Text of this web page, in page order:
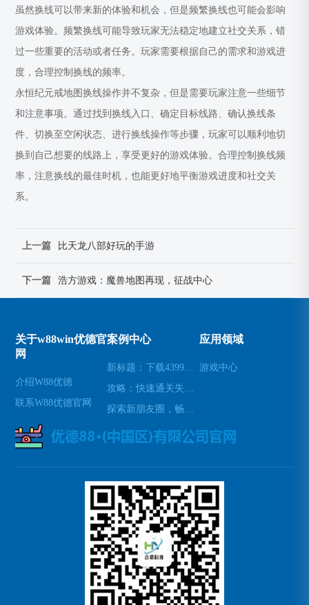
虽然换线可以带来新的体验和机会，但是频繁换线也可能会影响
游戏体验。频繁换线可能导致玩家无法稳定地建立社交关系，错
过一些重要的活动或者任务。玩家需要根据自己的需求和游戏进
度，合理控制换线的频率。
永恒纪元戒地图换线操作并不复杂，但是需要玩家注意一些细节
和注意事项。通过找到换线入口、确定目标线路、确认换线条
件、切换至空闲状态、进行换线操作等步骤，玩家可以顺利地切
换到自己想要的线路上，享受更好的游戏体验。合理控制换线频
率，注意换线的最佳时机，也能更好地平衡游戏进度和社交关
系。
上一篇 比天龙八部好玩的手游
下一篇 浩方游戏：魔兽地图再现，征战中心
关于w88win优德官
网
介绍W88优德
联系W88优德官网
案例中心 应用领域
游戏中心